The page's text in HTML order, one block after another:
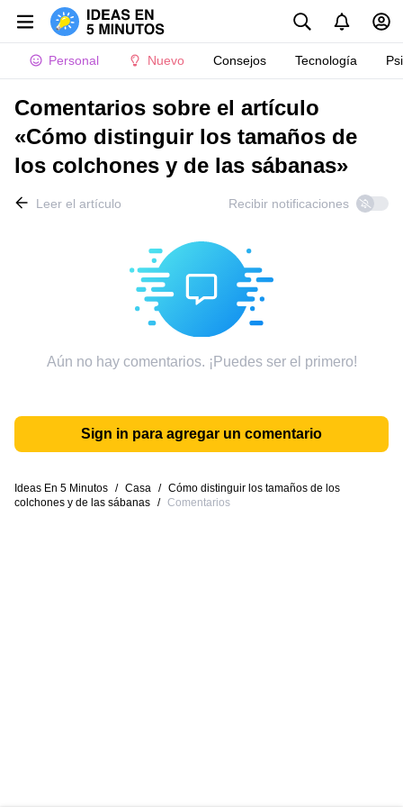
Personal Nuevo Consejos Tecnología
Comentarios sobre el artículo
«Cómo distinguir los tamaños de
los colchones y de las sábanas»
Leer el artículo Recibir notificaciones
Aún no hay comentarios. ¡Puedes ser el primero!
Sign in para agregar un comentario
Ideas En 5 Minutos / Casa / Cómo distinguir los tamaños de los
colchones y de las sábanas / Comentarios